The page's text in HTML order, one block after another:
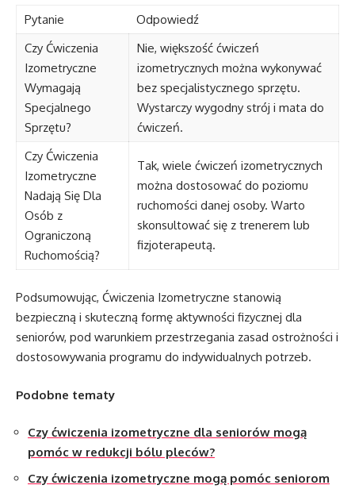
Pytanie
Odpowiedź
Czy Ćwiczenia
Izometryczne
Wymagają
Specjalnego
Sprzętu?
Nie, większość ćwiczeń
izometrycznych można wykonywać
bez specjalistycznego sprzętu.
Wystarczy wygodny strój i mata do
ćwiczeń.
Czy Ćwiczenia
Izometryczne
Nadają Się Dla
Osób z
Ograniczoną
Ruchomością?
Tak, wiele ćwiczeń izometrycznych
można dostosować do poziomu
ruchomości danej osoby. Warto
skonsultować się z trenerem lub
fizjoterapeutą.
Podsumowując, Ćwiczenia Izometryczne stanowią
bezpieczną i skuteczną formę aktywności fizycznej dla
seniorów, pod warunkiem przestrzegania zasad ostrożności i
dostosowywania programu do indywidualnych potrzeb.
Podobne tematy
Czy ćwiczenia izometryczne dla seniorów mogą
pomóc w redukcji bólu pleców?
Czy ćwiczenia izometryczne mogą pomóc seniorom